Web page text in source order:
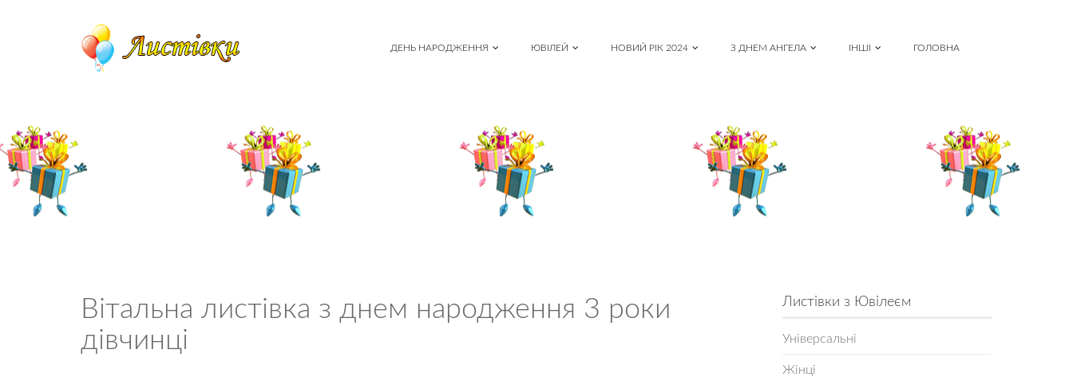
ДЕНЬ НАРОДЖЕННЯ ЮВІЛЕЙ НОВИЙ РІК 2024 З ДНЕМ АНГЕЛА ІНШІ ГОЛОВНА
Вітальна листівка з днем народження 3 роки
дівчинці
Листівки з Ювілеєм
Універсальні
Жінці